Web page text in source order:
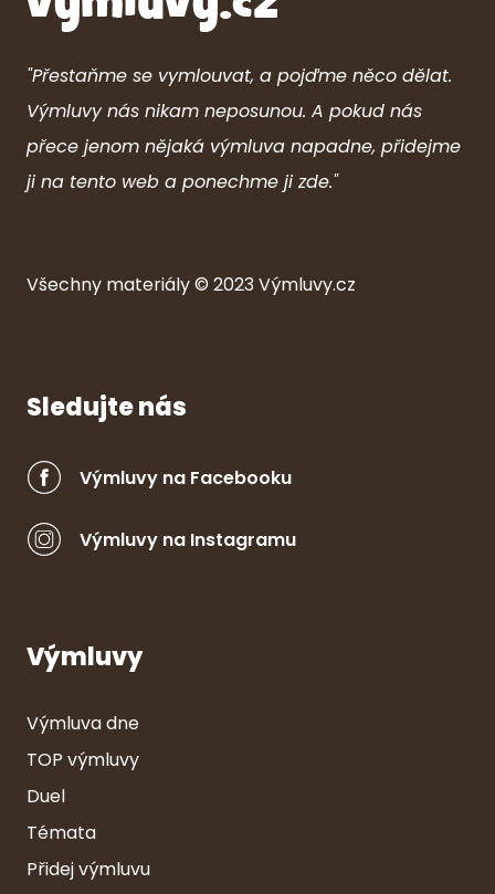
"Přestaňme se vymlouvat, a pojďme něco dělat.
Výmluvy nás nikam neposunou. A pokud nás
přece jenom nějaká výmluva napadne, přidejme
ji na tento web a ponechme ji zde."
Všechny materiály © 2023Výmluvy.cz
Sledujte nás
Výmluvy na Facebooku
Výmluvy na Instagramu
Výmluvy
Výmluva dne
TOP výmluvy
Duel
Témata
Přidej výmluvu